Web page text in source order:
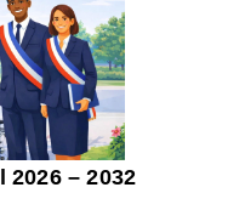
2026 – 2032